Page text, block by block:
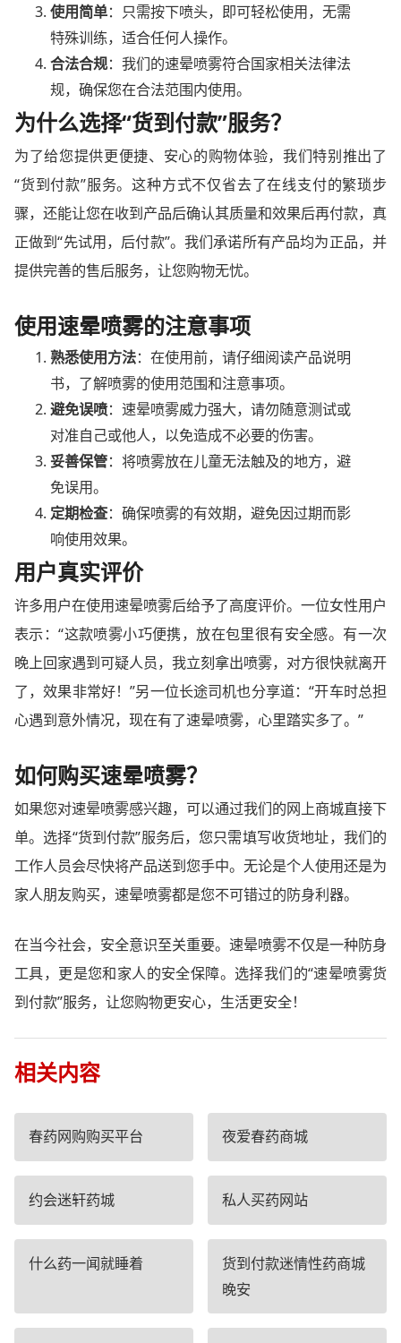
使用简单：只需按下喷头，即可轻松使用，无需
特殊训练，适合任何人操作。
合法合规：我们的速晕喷雾符合国家相关法律法
规，确保您在合法范围内使用。
为什么选择“货到付款”服务？
为了给您提供更便捷、安心的购物体验，我们特别推出了
“货到付款”服务。这种方式不仅省去了在线支付的繁琐步
骤，还能让您在收到产品后确认其质量和效果后再付款，真
正做到“先试用，后付款”。我们承诺所有产品均为正品，并
提供完善的售后服务，让您购物无忧。
使用速晕喷雾的注意事项
熟悉使用方法：在使用前，请仔细阅读产品说明
书，了解喷雾的使用范围和注意事项。
避免误喷：速晕喷雾威力强大，请勿随意测试或
对准自己或他人，以免造成不必要的伤害。
妥善保管：将喷雾放在儿童无法触及的地方，避
免误用。
定期检查：确保喷雾的有效期，避免因过期而影
响使用效果。
用户真实评价
许多用户在使用速晕喷雾后给予了高度评价。一位女性用户
表示：“这款喷雾小巧便携，放在包里很有安全感。有一次
晚上回家遇到可疑人员，我立刻拿出喷雾，对方很快就离开
了，效果非常好！”另一位长途司机也分享道：“开车时总担
心遇到意外情况，现在有了速晕喷雾，心里踏实多了。”
如何购买速晕喷雾？
如果您对速晕喷雾感兴趣，可以通过我们的网上商城直接下
单。选择“货到付款”服务后，您只需填写收货地址，我们的
工作人员会尽快将产品送到您手中。无论是个人使用还是为
家人朋友购买，速晕喷雾都是您不可错过的防身利器。
在当今社会，安全意识至关重要。速晕喷雾不仅是一种防身
工具，更是您和家人的安全保障。选择我们的“速晕喷雾货
到付款”服务，让您购物更安心，生活更安全！
相关内容
春药网购购买平台 夜爱春药商城
约会迷轩药城 私人买药网站
什么药一闻就睡着
货到付款迷情性药商城
晚安